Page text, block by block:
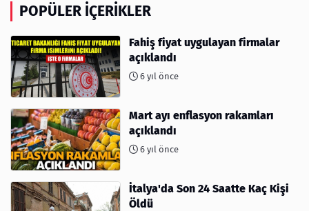
POPÜLER İÇERIKLER
Fahiş fiyat uygulayan firmalar
açıklandı
6 yıl önce
Mart ayı enflasyon rakamları
açıklandı
6 yıl önce
İtalya'da Son 24 Saatte Kaç Kişi
Öldü